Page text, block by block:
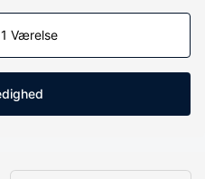
1 Værelse